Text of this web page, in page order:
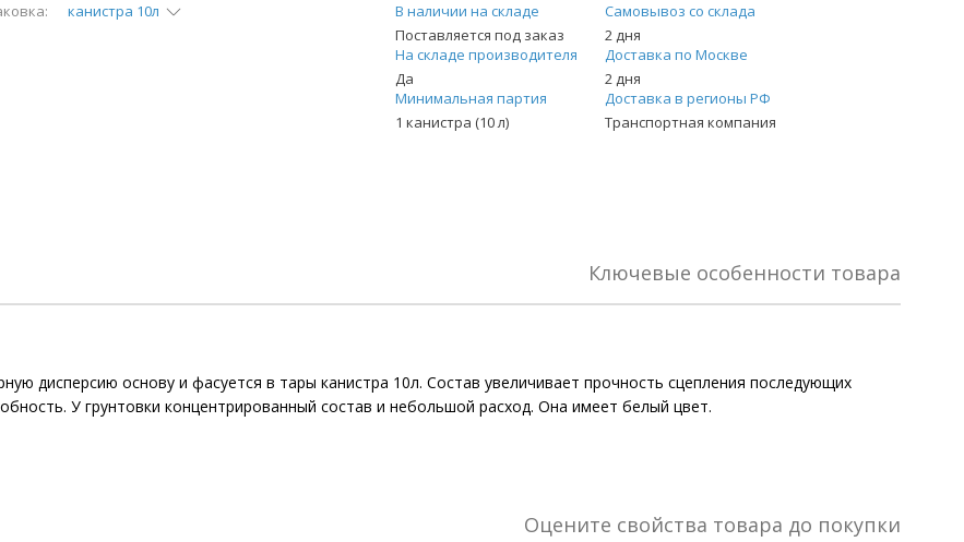
канистра 10л
В наличии на складе
Поставляется под заказ
Самовывоз со склада
2 дня
На складе производителя
Да
Доставка по Москве
2 дня
Минимальная партия
1 канистра (10 л)
Доставка в регионы РФ
Транспортная компания
Ключевые особенности товара
дисперсию основу и фасуется в тары канистра 10л. Состав увеличивает прочность сцепления последующих
У грунтовки концентрированный состав и небольшой расход. Она имеет белый цвет.
Оцените свойства товара до покупки